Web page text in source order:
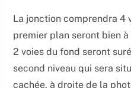
La jonction comprendra 4
premier plan seront bien
2 voies du fond seront
second niveau qui sera
cachée, à droite de la